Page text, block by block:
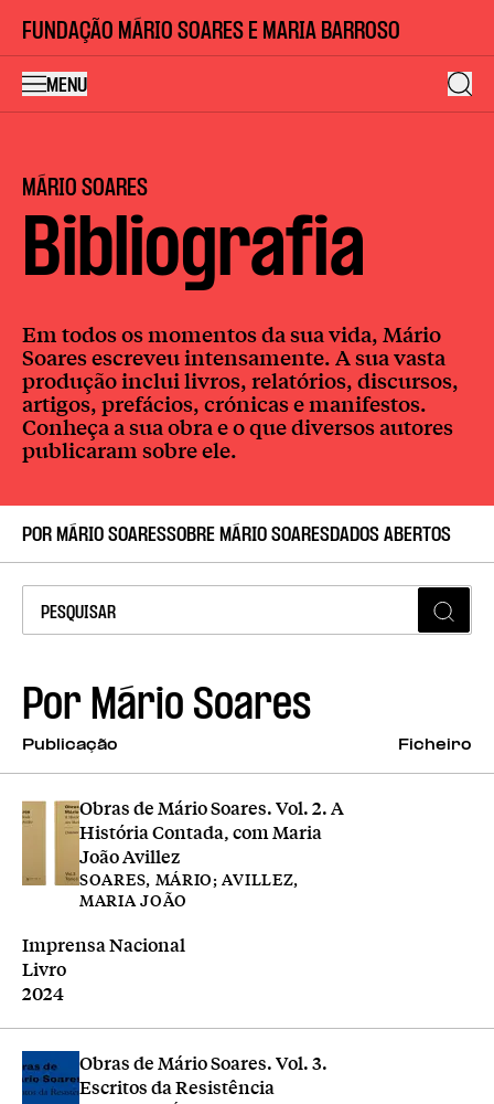
FUNDAÇÃO MÁRIO SOARES E MARIA BARROSO
MENU
MÁRIO SOARES
Bibliografia
Em todos os momentos da sua vida, Mário
Soares escreveu intensamente. A sua vasta
produção inclui livros, relatórios, discursos,
artigos, prefácios, crónicas e manifestos.
Conheça a sua obra e o que diversos autores
publicaram sobre ele.
POR MÁRIO SOARESSOBRE MÁRIO SOARESDADOS ABERTOS
Por Mário Soares
Publicação Ficheiro
Obras de Mário Soares. Vol. 2. A
História Contada, com Maria
João Avillez
SOARES, MÁRIO; AVILLEZ,
MARIA JOÃO
Editora
Imprensa Nacional
Tipologia
Livro
Ano
2024
Obras de Mário Soares. Vol. 3.
Escritos da Resistência